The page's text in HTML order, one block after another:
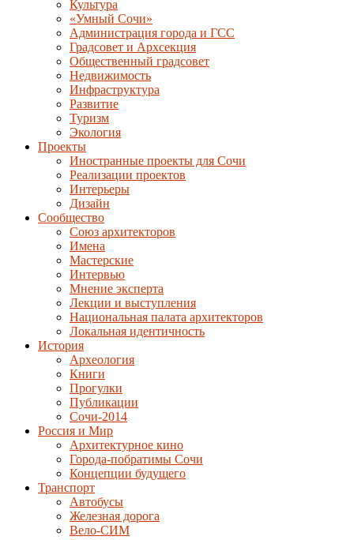
Культура
«Умный Сочи»
Администрация города и ГСС
Градсовет и Архсекция
Общественный градсовет
Недвижимость
Инфраструктура
Развитие
Туризм
Экология
Проекты
Иностранные проекты для Сочи
Реализации проектов
Интерьеры
Дизайн
Сообщество
Союз архитекторов
Имена
Мастерские
Интервью
Мнение эксперта
Лекции и выступления
Национальная палата архитекторов
Локальная идентичность
История
Археология
Книги
Прогулки
Публикации
Сочи-2014
Россия и Мир
Архитектурное кино
Города-побратимы Сочи
Концепции будущего
Транспорт
Автобусы
Железная дорога
Вело-СИМ